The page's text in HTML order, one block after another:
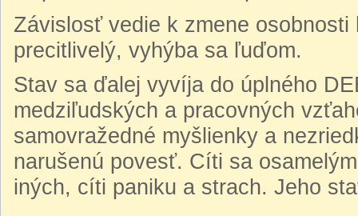
Závislosť vedie k zmene
precitlivelý, vyhýba sa ľuďom.
Stav sa ďalej vyvíja do úplného
medziľudských a pracovných
samovražedné myšlienky a
narušenú povesť. Cíti sa
iných, cíti paniku a strach. Jeho